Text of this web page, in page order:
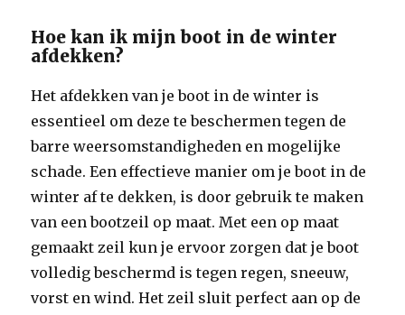
Hoe kan ik mijn boot in de winter
afdekken?
Het afdekken van je boot in de winter is
essentieel om deze te beschermen tegen de
barre weersomstandigheden en mogelijke
schade. Een effectieve manier om je boot in de
winter af te dekken, is door gebruik te maken
van een bootzeil op maat. Met een op maat
gemaakt zeil kun je ervoor zorgen dat je boot
volledig beschermd is tegen regen, sneeuw,
vorst en wind. Het zeil sluit perfect aan op de